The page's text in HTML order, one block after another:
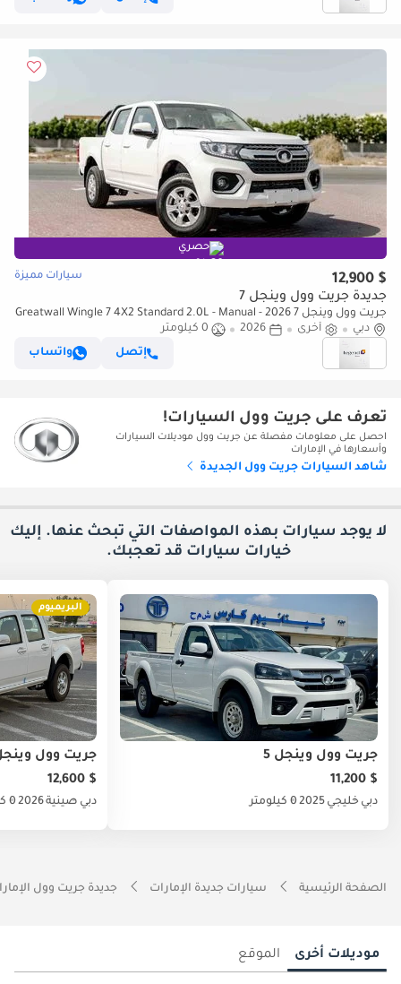
حصري
$ 12,900 سيارات مميزة
جديدة جريت وول وينجل 7
جريت وول وينجل 7 2026 Greatwall Wingle 7 4X2 Standard 2.0L - Manual -
Titanium White Inside Black | Export Price
دبي أخرى 2026
0 كيلومتر
إتصل
واتساب
تعرف على جريت وول السيارات!
احصل على معلومات مفصلة عن جريت وول موديلات السيارات
وأسعارها في الإمارات
شاهد السيارات جريت وول الجديدة
لا يوجد سيارات بهذه المواصفات التي تبحث عنها. إليك
خيارات سيارات قد تعجبك.
جريت وول وينجل 5
$ 11,200
دبي خليجي 20250 كيلومتر
البريميوم
جريت وول
$ 12,600
دبي صينية20260 كيلومتر
الصفحة الرئيسية سيارات جديدة الإمارات جديدة جريت وول
موديلات أخرى الموقع